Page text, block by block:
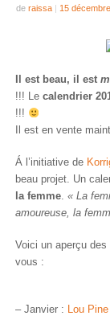
de raissa | 15
Il est beau, il est
!!! Le calendrier
!!!
Il est en vente
Á l’initiative de
beau projet. Un
la femme. « La
amoureuse, la
Voici un aperçu des
vous :
– Janvier : Lou Pine